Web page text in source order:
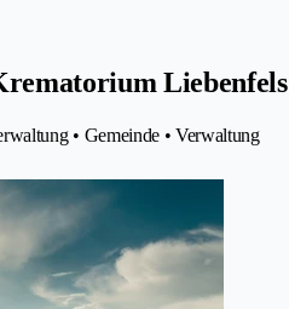
Liebenfels
• Gemeinde • Verwaltung